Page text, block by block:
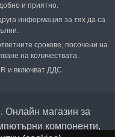
и приятно.
информация за тях да са
срокове, посочени на
на количествата.
и включват ДДС.
Онлайн магазин за
компоненти,